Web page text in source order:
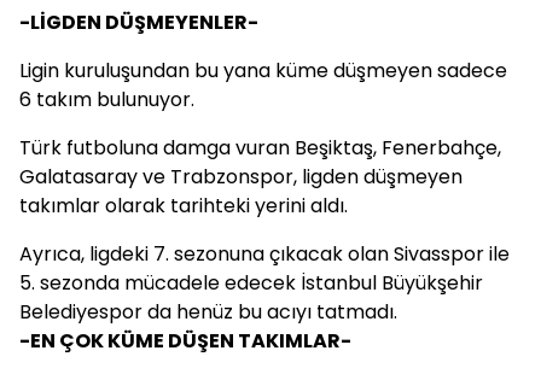
-LİGDEN DÜŞMEYENLER-
Ligin kuruluşundan bu yana küme düşmeyen sadece
6 takım bulunuyor.
Türk futboluna damga vuran Beşiktaş, Fenerbahçe,
Galatasaray ve Trabzonspor, ligden düşmeyen
takımlar olarak tarihteki yerini aldı.
Ayrıca, ligdeki 7. sezonuna çıkacak olan Sivasspor ile
5. sezonda mücadele edecek İstanbul Büyükşehir
Belediyespor da henüz bu acıyı tatmadı.
-EN ÇOK KÜME DÜŞEN TAKIMLAR-